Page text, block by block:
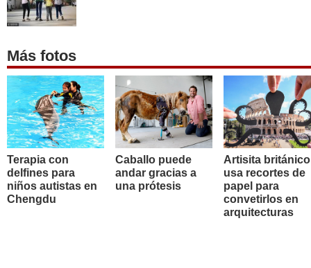
Más fotos
Terapia con
delfines para
niños autistas en
Chengdu
Caballo puede
andar gracias a
una prótesis
Artisita británico
usa recortes de
papel para
convetirlos en
arquitecturas